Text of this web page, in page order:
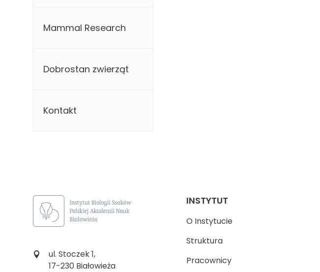
Mammal Research
Dobrostan zwierząt
Kontakt
ul. Stoczek 1,
17-230 Białowieża
INSTYTUT
O Instytucie
Struktura
Pracownicy